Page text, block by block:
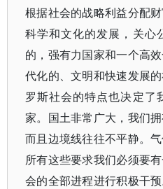
根据社会的战略利益分配
科学和文化的发展，关心
的，强有力国家和一个高
代化的、文明和快速发展
罗斯社会的特点也决定了
家。国土非常广大，我们
而且边境线往往不平静。
所有这些要求我们必须要
会的全部进程进行积极干